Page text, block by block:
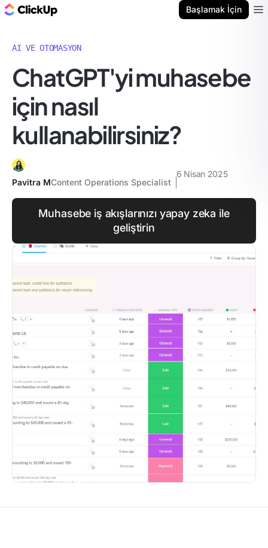
Başlamak İçin
AI VE OTOMASYON
ChatGPT'yi muhasebe
için nasıl
kullanabilirsiniz?
Pavitra MContent Operations Specialist
6 Nisan 2025
Muhasebe iş akışlarınızı yapay zeka ile
geliştirin